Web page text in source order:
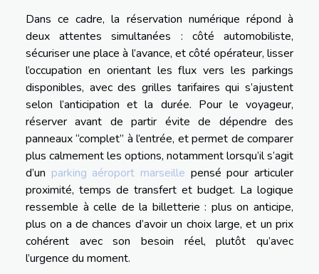
Dans ce cadre, la réservation numérique répond à
deux attentes simultanées : côté automobiliste,
sécuriser une place à l’avance, et côté opérateur, lisser
l’occupation en orientant les flux vers les parkings
disponibles, avec des grilles tarifaires qui s’ajustent
selon l’anticipation et la durée. Pour le voyageur,
réserver avant de partir évite de dépendre des
panneaux “complet” à l’entrée, et permet de comparer
plus calmement les options, notamment lorsqu’il s’agit
d’un parking aéroport marseille pensé pour articuler
proximité, temps de transfert et budget. La logique
ressemble à celle de la billetterie : plus on anticipe,
plus on a de chances d’avoir un choix large, et un prix
cohérent avec son besoin réel, plutôt qu’avec
l’urgence du moment.